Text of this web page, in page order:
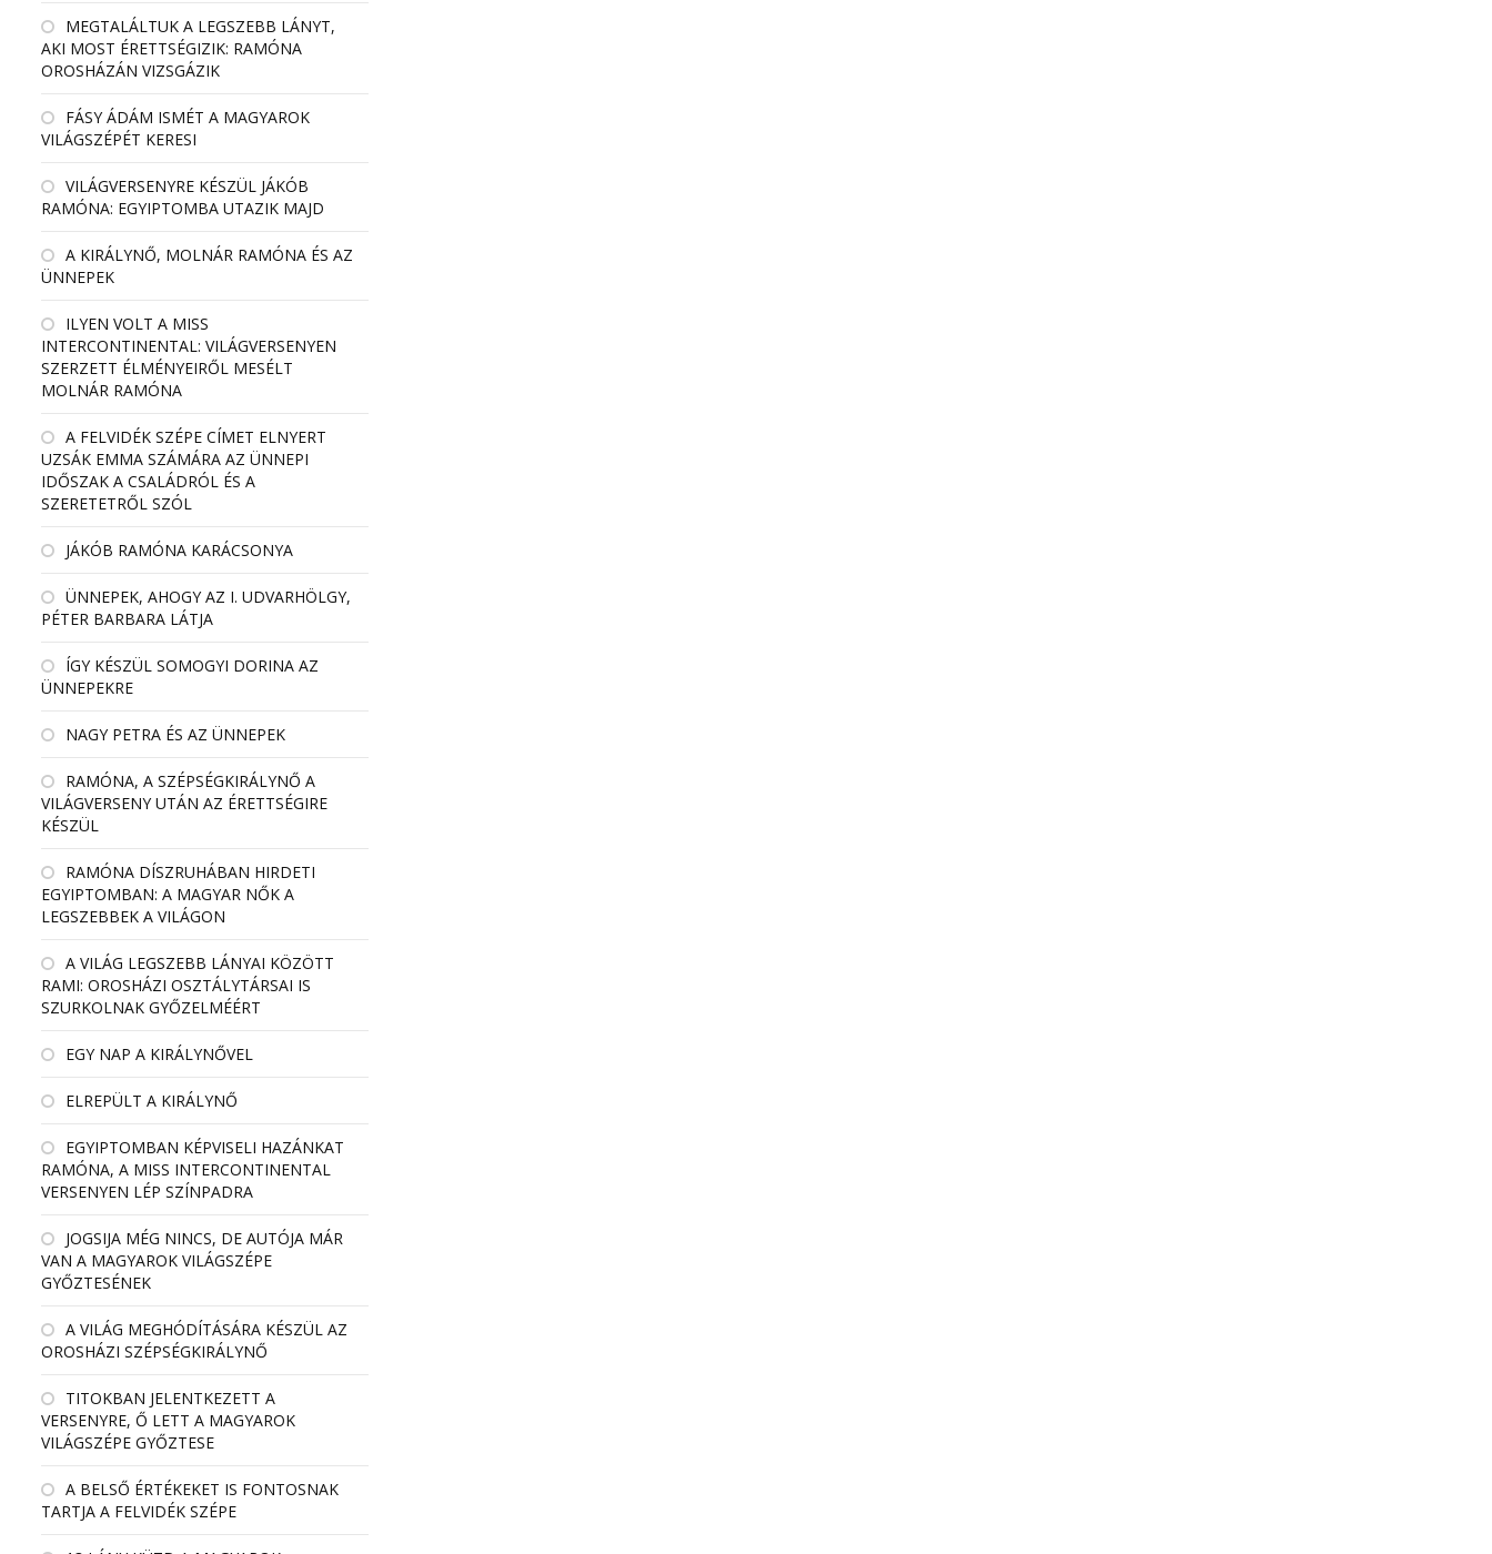
MEGTALÁLTUK A LEGSZEBB LÁNYT,
AKI MOST ÉRETTSÉGIZIK: RAMÓNA
OROSHÁZÁN VIZSGÁZIK
FÁSY ÁDÁM ISMÉT A MAGYAROK
VILÁGSZÉPÉT KERESI
VILÁGVERSENYRE KÉSZÜL JÁKÓB
RAMÓNA: EGYIPTOMBA UTAZIK MAJD
A KIRÁLYNŐ, MOLNÁR RAMÓNA ÉS AZ
ÜNNEPEK
ILYEN VOLT A MISS
INTERCONTINENTAL: VILÁGVERSENYEN
SZERZETT ÉLMÉNYEIRŐL MESÉLT
MOLNÁR RAMÓNA
A FELVIDÉK SZÉPE CÍMET ELNYERT
UZSÁK EMMA SZÁMÁRA AZ ÜNNEPI
IDŐSZAK A CSALÁDRÓL ÉS A
SZERETETRŐL SZÓL
JÁKÓB RAMÓNA KARÁCSONYA
ÜNNEPEK, AHOGY AZ I. UDVARHÖLGY,
PÉTER BARBARA LÁTJA
ÍGY KÉSZÜL SOMOGYI DORINA AZ
ÜNNEPEKRE
NAGY PETRA ÉS AZ ÜNNEPEK
RAMÓNA, A SZÉPSÉGKIRÁLYNŐ A
VILÁGVERSENY UTÁN AZ ÉRETTSÉGIRE
KÉSZÜL
RAMÓNA DÍSZRUHÁBAN HIRDETI
EGYIPTOMBAN: A MAGYAR NŐK A
LEGSZEBBEK A VILÁGON
A VILÁG LEGSZEBB LÁNYAI KÖZÖTT
RAMI: OROSHÁZI OSZTÁLYTÁRSAI IS
SZURKOLNAK GYŐZELMÉÉRT
EGY NAP A KIRÁLYNŐVEL
ELREPÜLT A KIRÁLYNŐ
EGYIPTOMBAN KÉPVISELI HAZÁNKAT
RAMÓNA, A MISS INTERCONTINENTAL
VERSENYEN LÉP SZÍNPADRA
JOGSIJA MÉG NINCS, DE AUTÓJA MÁR
VAN A MAGYAROK VILÁGSZÉPE
GYŐZTESÉNEK
A VILÁG MEGHÓDÍTÁSÁRA KÉSZÜL AZ
OROSHÁZI SZÉPSÉGKIRÁLYNŐ
TITOKBAN JELENTKEZETT A
VERSENYRE, Ő LETT A MAGYAROK
VILÁGSZÉPE GYŐZTESE
A BELSŐ ÉRTÉKEKET IS FONTOSNAK
TARTJA A FELVIDÉK SZÉPE